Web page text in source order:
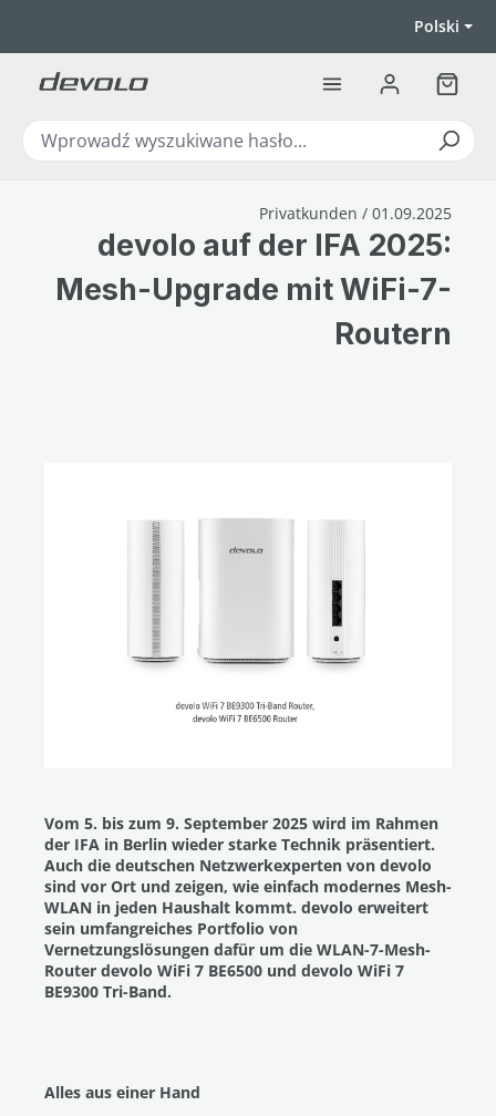
Polski
Privatkunden / 01.09.2025
devolo auf der IFA 2025:
Mesh-Upgrade mit WiFi-7-
Routern
Vom 5. bis zum 9. September 2025 wird im Rahmen
der IFA in Berlin wieder starke Technik präsentiert.
Auch die deutschen Netzwerkexperten von devolo
sind vor Ort und zeigen, wie einfach modernes Mesh-
WLAN in jeden Haushalt kommt. devolo erweitert
sein umfangreiches Portfolio von
Vernetzungslösungen dafür um die WLAN-7-Mesh-
Router devolo WiFi 7 BE6500 und devolo WiFi 7
BE9300 Tri-Band.
Alles aus einer Hand